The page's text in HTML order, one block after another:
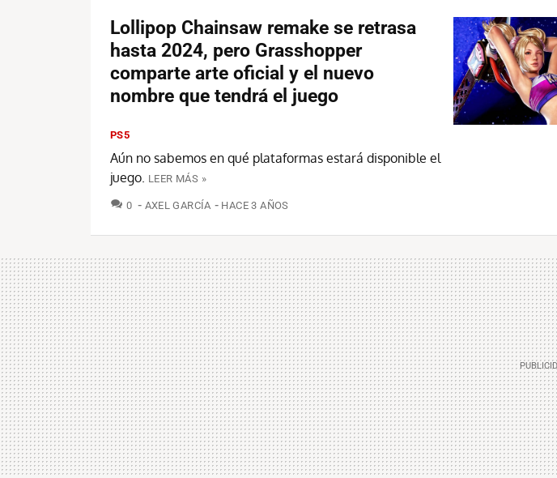
Lollipop Chainsaw remake se retrasa
hasta 2024, pero Grasshopper
comparte arte oficial y el nuevo
nombre que tendrá el juego
PS5
Aún no sabemos en qué plataformas estará disponible el
juego. LEER MÁS »
0 COMENTARIOS
AXEL GARCÍA HACE 3 AÑOS